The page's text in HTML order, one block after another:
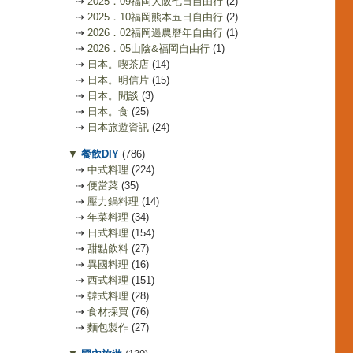
⇢ 2025．10福岡熊本五日自由行 (2)
⇢ 2026．02福岡過農曆年自由行 (1)
⇢ 2026．05山陰&福岡自由行 (1)
⇢ 日本。喫茶店 (14)
⇢ 日本。明信片 (15)
⇢ 日本。閒談 (3)
⇢ 日本。食 (25)
⇢ 日本旅遊資訊 (24)
▼ 餐飲DIY (786)
⇢ 中式料理 (224)
⇢ 便當菜 (35)
⇢ 壓力鍋料理 (14)
⇢ 年菜料理 (34)
⇢ 日式料理 (154)
⇢ 甜點飲料 (27)
⇢ 異國料理 (16)
⇢ 西式料理 (151)
⇢ 韓式料理 (28)
⇢ 食材採買 (76)
⇢ 麵包製作 (27)